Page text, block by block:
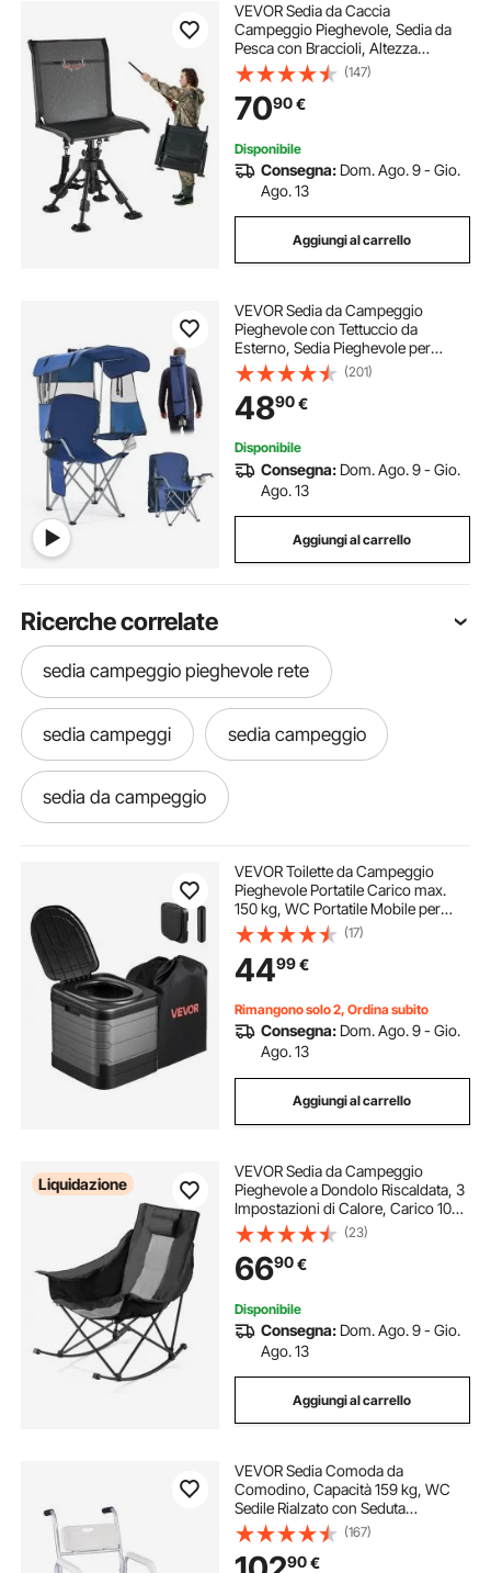
VEVOR Sedia da Caccia
Campeggio Pieghevole, Sedia da
Pesca con Braccioli, Altezza
Regolabile Capacità Carico 158 kg,
Sedile Rotazione 360°, Altezza
Seduta 420-625 mm, Giardino,
Esterno
(147)
7090€
Disponibile
Consegna: Dom. Ago. 9 - Gio.
Ago. 13
Aggiungi al carrello
VEVOR Sedia da Campeggio
Pieghevole con Tettuccio da
Esterno, Sedia Pieghevole per
Attività all'Aperto Viaggio Spiaggia
Pesca Escursionismo Carico max.
150 kg, Portabicchieri, Colore Blu
Scuro
(201)
4890€
Disponibile
Consegna: Dom. Ago. 9 - Gio.
Ago. 13
Aggiungi al carrello
Ricerche correlate
sedia campeggio pieghevole rete
sedia campeggi sedia campeggio
sedia da campeggio
sedia pesca campeggio
sedia pieghevole portatile reclinabile
sedia da spiaggia pieghevole reclinabile
sedia spiaggia pieghevole
sedia per spiaggia pieghevole
sedia pieghevole pesca
sedia per pesca pieghevole
sedia portatile pieghevole spiaggia
sedia esterno pieghevole
VEVOR Toilette da Campeggio
Pieghevole Portatile Carico max.
150 kg, WC Portatile Mobile per
Campeggio Viaggio Pesca Camper
Casa con Borsa per Trasporto
Sacchi di Spazzatura Materiale di PP
(17)
4499€
Rimangono solo 2, Ordina subito
Consegna: Dom. Ago. 9 - Gio.
Ago. 13
Aggiungi al carrello
Liquidazione
VEVOR Sedia da Campeggio
Pieghevole a Dondolo Riscaldata, 3
Impostazioni di Calore, Carico 102
kg, Sdraio Imbottita Portatile per
Esterni con Tasca Portabicchieri,
per Giardino, Viaggio
(23)
6690€
Disponibile
Consegna: Dom. Ago. 9 - Gio.
Ago. 13
Aggiungi al carrello
VEVOR Sedia Comoda da
Comodino, Capacità 159 kg, WC
Sedile Rialzato con Seduta
Poggiapiedi Ribaltabile e Schienale
Imbottiti, Secchio Staccabile 5 L,
Sedia a Rotelle da Doccia per
(167)
90€